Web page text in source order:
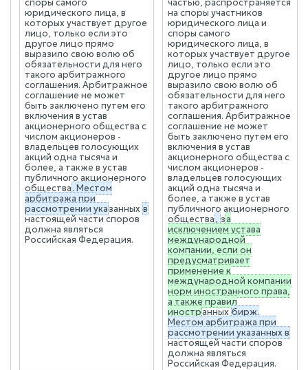
споры самого
юридического лица, в
которых участвует другое
лицо, только если это
другое лицо прямо
выразило свою волю об
обязательности для него
такого арбитражного
соглашения. Арбитражное
соглашение не может
быть заключено путем его
включения в устав
акционерного общества с
числом акционеров -
владельцев голосующих
акций одна тысяча и
более, а также в устав
публичного акционерного
общества. Местом
арбитража при
рассмотрении указанных в
настоящей части споров
должна являться
Российская Федерация.
частью, распространяется
на споры участников
юридического лица и
споры самого
юридического лица, в
которых участвует другое
лицо, только если это
другое лицо прямо
выразило свою волю об
обязательности для него
такого арбитражного
соглашения. Арбитражное
соглашение не может
быть заключено путем его
включения в устав
акционерного общества с
числом акционеров -
владельцев голосующих
акций одна тысяча и
более, а также в устав
публичного акционерного
общества, за
исключением устава
международной
компании, если он
предусматривает
применение к
международной компании
норм иностранного права,
а также правил
иностранныхбирж.
Местом арбитража при
рассмотрении указанных в
настоящей части споров
должна являться
Российская Федерация.